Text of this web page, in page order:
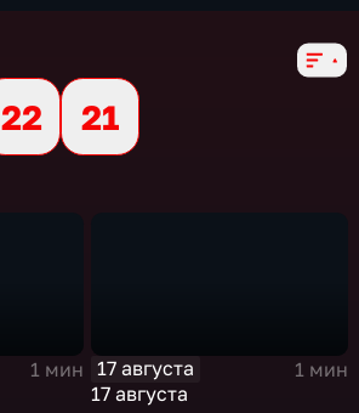
22
21
1 мин
17 августа
1 мин
17 августа